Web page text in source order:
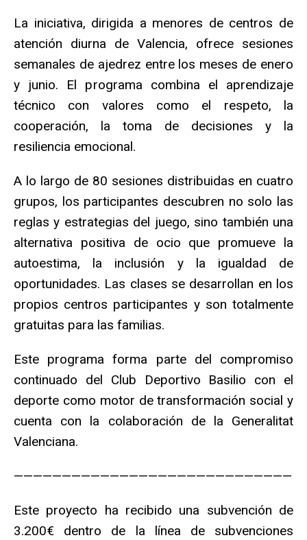
La iniciativa, dirigida a menores de centros de
atención diurna de Valencia, ofrece sesiones
semanales de ajedrez entre los meses de enero
y junio. El programa combina el aprendizaje
técnico con valores como el respeto, la
cooperación, la toma de decisiones y la
resiliencia emocional.
A lo largo de 80 sesiones distribuidas en cuatro
grupos, los participantes descubren no solo las
reglas y estrategias del juego, sino también una
alternativa positiva de ocio que promueve la
autoestima, la inclusión y la igualdad de
oportunidades. Las clases se desarrollan en los
propios centros participantes y son totalmente
gratuitas para las familias.
Este programa forma parte del compromiso
continuado del Club Deportivo Basilio con el
deporte como motor de transformación social y
cuenta con la colaboración de la Generalitat
Valenciana.
—————————————————————————————
Este proyecto ha recibido una subvención de
3.200€ dentro de la línea de subvenciones